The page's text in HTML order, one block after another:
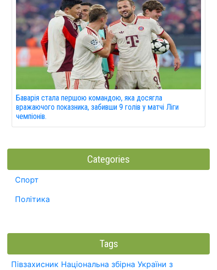
Баварія стала першою командою, яка досягла
вражаючого показника, забивши 9 голів у матчі Ліги
чемпіонів.
Categories
Спорт
Політика
Tags
Півзахисник Національна збірна України з